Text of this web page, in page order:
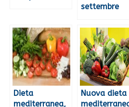
settembre
Dieta
mediterranea,
Nuova dieta